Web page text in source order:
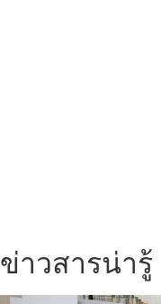
ข่าวสารน่ารู้